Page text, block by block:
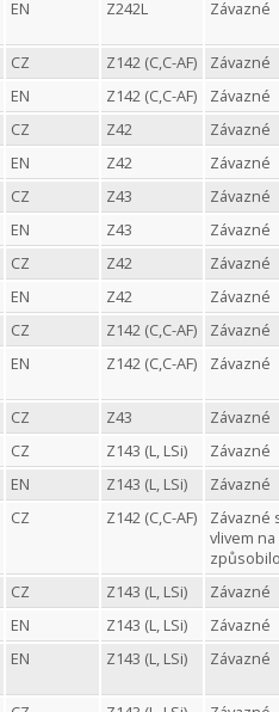
EN Z242L Závazné
CZ Z142 (C,C-AF)
Závazné
EN Z142 (C,C-AF)
Závazné
CZ Z42
Závazné
EN Z42
Závazné
CZ Z43
Závazné
EN Z43
Závazné
CZ Z42
Závazné
EN Z42
Závazné
CZ Z142 (C,C-AF)
Závazné
EN Z142 (C,C-AF) Závazné
CZ Z43
Závazné
CZ Z143 (L, LSi)
Závazné
EN Z143 (L, LSi)
Závazné
CZ Z142 (C,C-AF)
Závazné
vlivem na
CZ Z143 (L, LSi)
Závazné
EN Z143 (L, LSi)
Závazné
EN Z143 (L, LSi) Závazné